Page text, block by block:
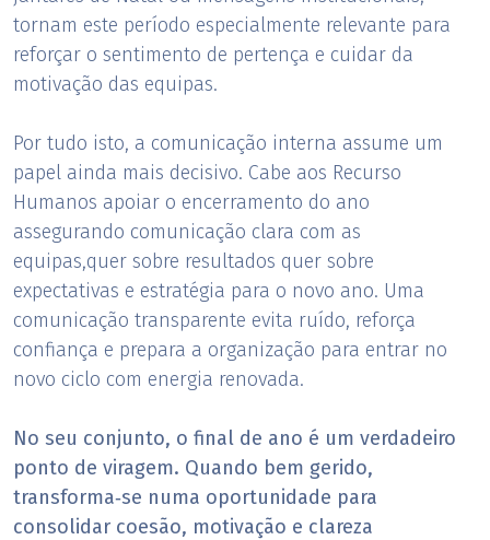
tornam este período especialmente relevante para
reforçar o sentimento de pertença e cuidar da
motivação das equipas.
Por tudo isto, a comunicação interna assume um
papel ainda mais decisivo. Cabe aos Recurso
Humanos apoiar o encerramento do ano
assegurando comunicação clara com as
equipas,quer sobre resultados quer sobre
expectativas e estratégia para o novo ano. Uma
comunicação transparente evita ruído, reforça
confiança e prepara a organização para entrar no
novo ciclo com energia renovada.
No seu conjunto, o final de ano é um verdadeiro
ponto de viragem. Quando bem gerido,
transforma‑se numa oportunidade para
consolidar coesão, motivação e clareza